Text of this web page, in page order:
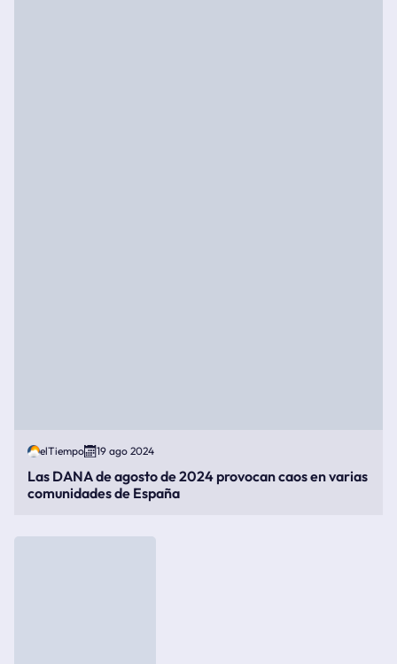
elTiempo 19 ago 2024
Las DANA de agosto de 2024 provocan caos en varias
comunidades de España